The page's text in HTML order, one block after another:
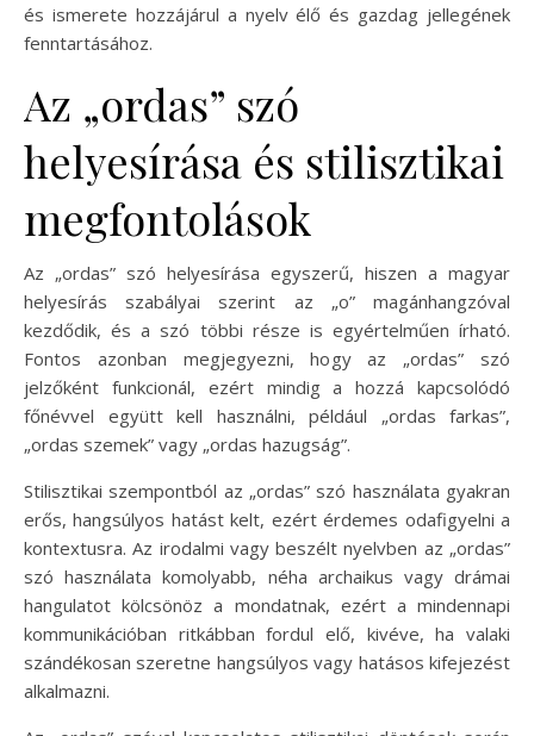
és ismerete hozzájárul a nyelv élő és gazdag jellegének
fenntartásához.
Az „ordas” szó
helyesírása és stilisztikai
megfontolások
Az „ordas” szó helyesírása egyszerű, hiszen a magyar
helyesírás szabályai szerint az „o” magánhangzóval
kezdődik, és a szó többi része is egyértelműen írható.
Fontos azonban megjegyezni, hogy az „ordas” szó
jelzőként funkcionál, ezért mindig a hozzá kapcsolódó
főnévvel együtt kell használni, például „ordas farkas”,
„ordas szemek” vagy „ordas hazugság”.
Stilisztikai szempontból az „ordas” szó használata gyakran
erős, hangsúlyos hatást kelt, ezért érdemes odafigyelni a
kontextusra. Az irodalmi vagy beszélt nyelvben az „ordas”
szó használata komolyabb, néha archaikus vagy drámai
hangulatot kölcsönöz a mondatnak, ezért a mindennapi
kommunikációban ritkábban fordul elő, kivéve, ha valaki
szándékosan szeretne hangsúlyos vagy hatásos kifejezést
alkalmazni.